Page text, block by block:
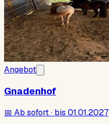
Angebot
Gnadenhof
📅 Ab sofort · bis 01.01.2027